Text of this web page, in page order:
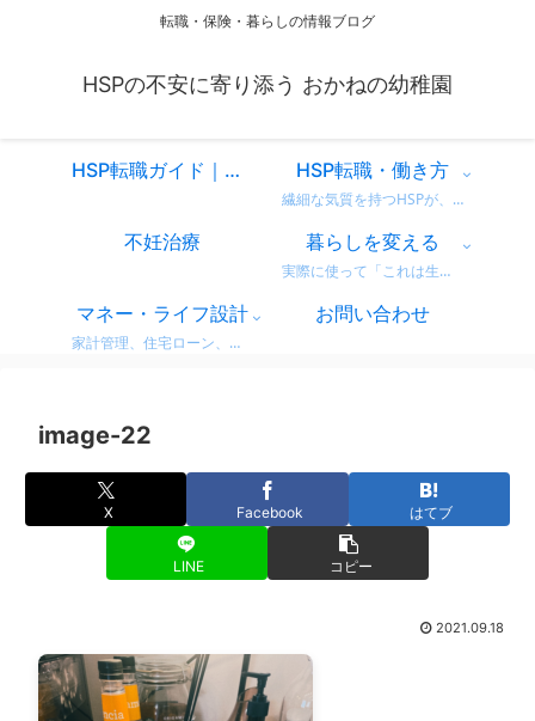
転職・保険・暮らしの情報ブログ
HSPの不安に寄り添う おかねの幼稚園
HSP転職ガイド｜仕事を変えるべきか迷ったときに読む、共感と気づきのスタートページ HSP転職・働き方
繊細な気質を持つHSPが、自分に合った働き方を見つけるための情報をまとめています。 営業職での転職体験談や、向いている仕事・避けたい職場の特徴など、リアルな視点からお届け。 「もう我慢しない」働き方を一緒に考えてみませんか？
不妊治療 暮らしを変える
実際に使って「これは生活が変わった！」と感じた商品・サービスのレビューをまとめています。 デロンギのコーヒーマシンやドラム式洗濯機など、日常がちょっと豊かになるリアルな使用感をお届け。 迷っている方の参考になればうれしいです。
マネー・ライフ設計
家計管理、住宅ローン、保険、ふるさと納税など、暮らしのお金にまつわる情報をわかりやすく解説。 無理せず・不安なく、将来に備えるためのヒントをまとめています。 どれも実体験をベースに、生活者目線で書いています。
お問い合わせ
image-22
X Facebook はてブ
LINE コピー
2021.09.18